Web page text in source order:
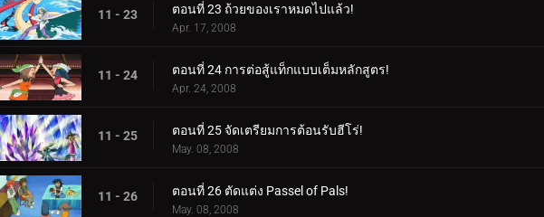
11 - 23 ตอนที่ 23 ถ้วยของเราหมดไปแล้ว!
Apr. 17, 2008
11 - 24 ตอนที่ 24 การต่อสู้แท็กแบบเต็มหลักสูตร!
Apr. 24, 2008
11 - 25 ตอนที่ 25 จัดเตรียมการต้อนรับฮีโร่!
May. 08, 2008
11 - 26 ตอนที่ 26 ตัดแต่ง Passel of Pals!
May. 08, 2008